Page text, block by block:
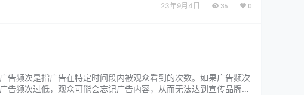
23年9月4日 36 0
告频次是指广告在特定时间段内被观众看到的次数。如果广告频次
频次过低，观众可能会忘记广告内容，从而无法达到宣传品牌的